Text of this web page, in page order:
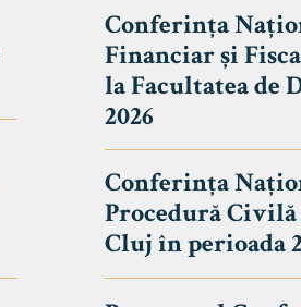
Conferința
Financiar și
la Facultatea de
2026
Conferința
Procedură Civilă
Cluj în perioada